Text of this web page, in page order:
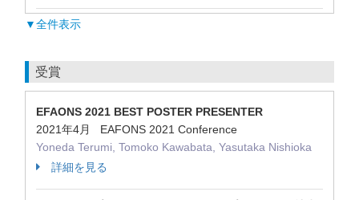
▼全件表示
受賞
EFAONS 2021 BEST POSTER PRESENTER
2021年4月 EAFONS 2021 Conference
Yoneda Terumi, Tomoko Kawabata, Yasutaka Nishioka
詳細を見る